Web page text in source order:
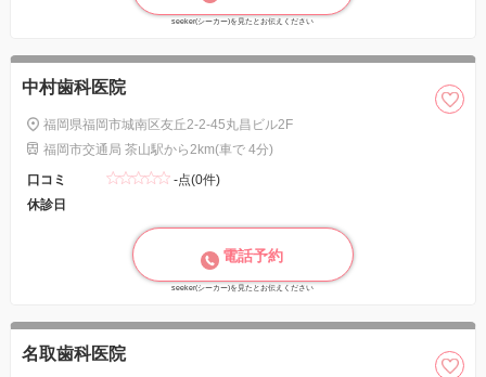
seeker(シーカー)を見たとお伝えください
中村歯科医院
福岡県福岡市城南区友丘2-2-45丸昌ビル2F
福岡市交通局 茶山駅から2km(車で 4分)
口コミ
-点(0件)
休診日
電話予約
seeker(シーカー)を見たとお伝えください
名取歯科医院